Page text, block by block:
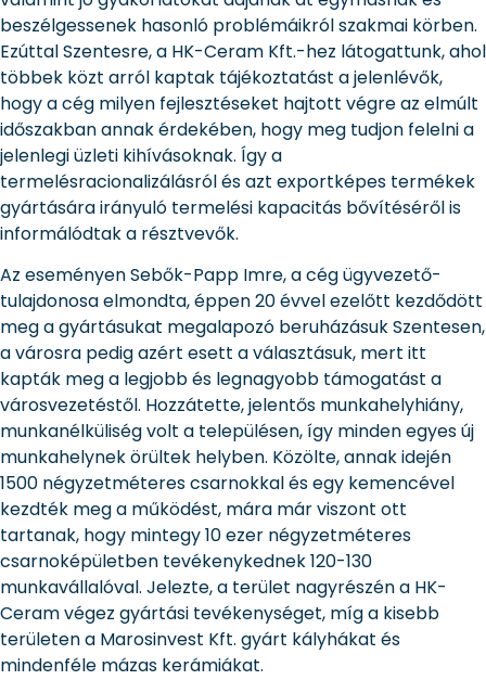
beszélgessenek hasonló problémáikról szakmai körben.
Ezúttal Szentesre, a HK-Ceram Kft.-hez látogattunk, ahol
többek közt arról kaptak tájékoztatást a jelenlévők,
hogy a cég milyen fejlesztéseket hajtott végre az elmúlt
időszakban annak érdekében, hogy meg tudjon felelni a
jelenlegi üzleti kihívásoknak. Így a
termelésracionalizálásról és azt exportképes termékek
gyártására irányuló termelési kapacitás bővítéséről is
informálódtak a résztvevők.
Az eseményen Sebők-Papp Imre, a cég ügyvezető-
tulajdonosa elmondta, éppen 20 évvel ezelőtt kezdődött
meg a gyártásukat megalapozó beruházásuk Szentesen,
a városra pedig azért esett a választásuk, mert itt
kapták meg a legjobb és legnagyobb támogatást a
városvezetéstől. Hozzátette, jelentős munkahelyhiány,
munkanélküliség volt a településen, így minden egyes új
munkahelynek örültek helyben. Közölte, annak idején
1500 négyzetméteres csarnokkal és egy kemencével
kezdték meg a működést, mára már viszont ott
tartanak, hogy mintegy 10 ezer négyzetméteres
csarnoképületben tevékenykednek 120-130
munkavállalóval. Jelezte, a terület nagyrészén a HK-
Ceram végez gyártási tevékenységet, míg a kisebb
területen a Marosinvest Kft. gyárt kályhákat és
mindenféle mázas kerámiákat.